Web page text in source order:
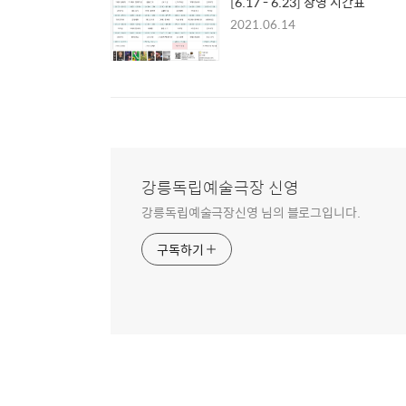
2021.06.14
강릉독립예술극장 신영
강릉독립예술극장신영 님의 블로그입니다.
구독하기